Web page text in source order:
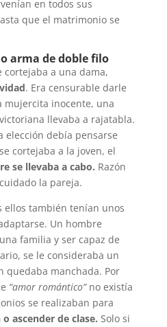
en todos sus
que el matrimonio se
arma de doble filo
cortejaba a una dama,
. Era censurable darle
mujercita inocente, una
llevaba a rajatabla.
elección debía pensarse
cortejaba a la joven, el
se llevaba a cabo. Razón
la pareja.
ellos también tenían unos
Un hombre
familia y ser capaz de
se le consideraba un
quedaba manchada. Por
“amor romántico”no existía
se realizaban para
ascender de clase. Solo si